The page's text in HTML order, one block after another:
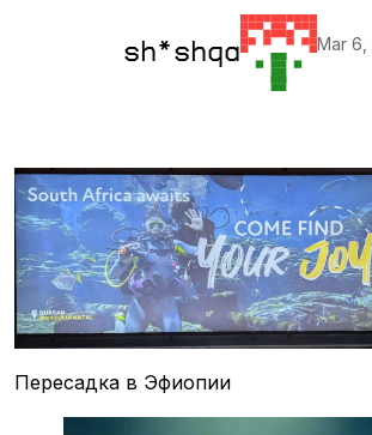
sh*shqa Mar 6,
Пересадка в Эфиопии